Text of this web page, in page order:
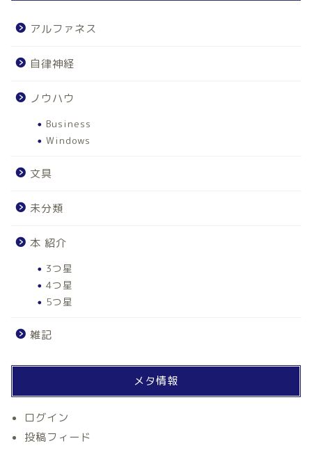
アルファネス
自律神経
ノウハウ
Business
Windows
文具
未分類
本 紹介
3つ星
4つ星
5つ星
雑記
メタ情報
ログイン
投稿フィード
ホーム